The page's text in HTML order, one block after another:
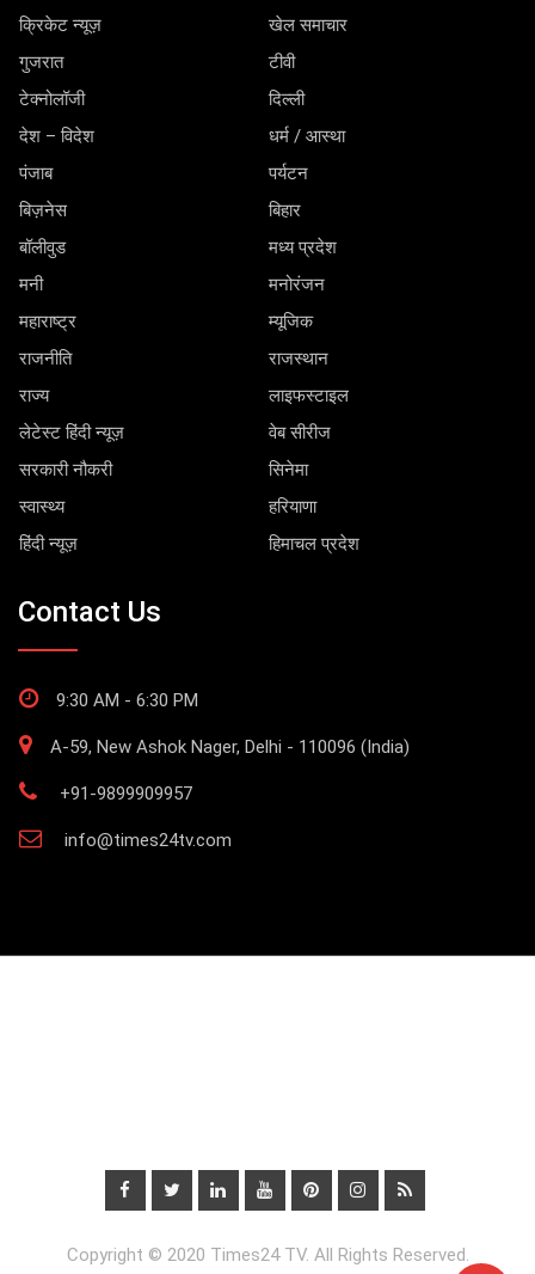
क्रिकेट न्यूज़
खेल समाचार
गुजरात
टीवी
टेक्नोलॉजी
दिल्ली
देश – विदेश
धर्म / आस्था
पंजाब
पर्यटन
बिज़नेस
बिहार
बॉलीवुड
मध्य प्रदेश
मनी
मनोरंजन
महाराष्ट्र
म्यूजिक
राजनीति
राजस्थान
राज्य
लाइफस्टाइल
लेटेस्ट हिंदी न्यूज़
वेब सीरीज
सरकारी नौकरी
सिनेमा
स्वास्थ्य
हरियाणा
हिंदी न्यूज़
हिमाचल प्रदेश
Contact Us
9:30 AM - 6:30 PM
A-59, New Ashok Nager, Delhi - 110096 (India)
+91-9899909957
info@times24tv.com
Copyright © 2020 Times24 TV. All Rights Reserved.